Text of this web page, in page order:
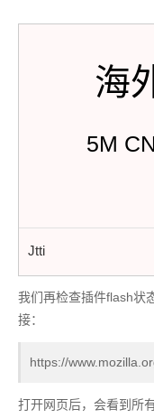
海
5M
Jtti
我们再检查插件flash状
接：
https://
打开网页后，会看到所